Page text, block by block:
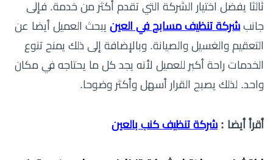
ثالثا يفضل اختيار الشركة التي تقدم أكثر من خدمة. فإلى
جانب شركة تنظيف مسابح في العين يبحث العميل أيضا عن
التعقيم والغسيل والصيانة. وبالإضافة إلى ذلك يمنح تنوع
الخدمات راحة أكبر للعميل لأنه يجد كل ما يحتاجه في مكان
واحد. لذلك يصبح القرار أسهل وأكثر وضوحا.
أقرأ أيضا : شركة تنظيف كنب بالعين